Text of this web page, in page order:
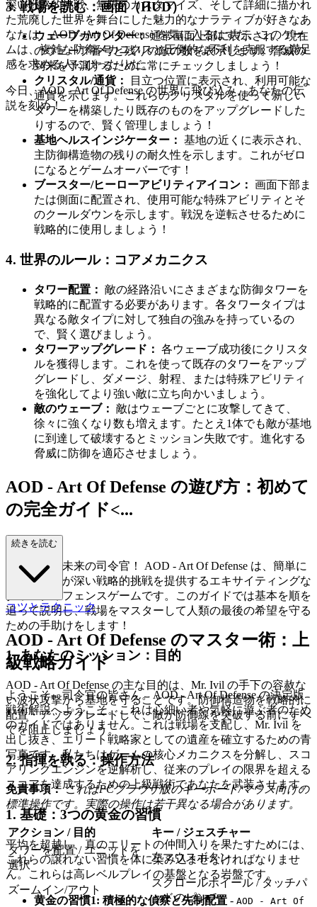
深い戦略的挑戦、無限のカスタマイズ、そして詳細に描かれ
た荒廃した世界を舞台にした魅力的なナラティブが好きなあ
なたは、AOD - Art Of Defense を気に入るはずだ。このゲー
ムは、複雑な防衛メカニクスと圧倒的な不利を克服する満足
感を求める人にぴったりだ。
今日、AOD - Art Of Defense の世界に飛び込み、あなたの伝
説を刻め！
3. 戦場を読む：画面（HUD）
ウェーブカウンター：通常画面上部に表示され、現在
のウェーブ番号と残りの敵の数を表示します。脅威の
到来を予測するために常にチェックしましょう！
クリスタル/通貨：
目立つ位置に表示され、利用可能な
通貨を示します。これらのクリスタルを使って新しい
タワーを構築したり既存のものをアップグレードした
りするので、賢く管理しましょう！
基地ヘルスインジケーター： 基地の近くに表示され、
主防御構造物の残りの耐久性を示します。これがゼロ
になるとゲームオーバーです！
ブースター/ヒーローアビリティアイコン： 画面下部ま
たは側面に配置され、使用可能な特殊アビリティとそ
のクールダウンを示します。戦況を逆転させるために
戦略的に使用しましょう！
4. 世界のルール：コアメカニクス
タワー配置： 敵の経路沿いにさまざまな防御タワーを
戦略的に配置する必要があります。各タワータイプは
異なる敵タイプに対して独自の強みを持っているの
で、賢く選びましょう。
タワーアップグレード： 各ウェーブ成功後にクリスタ
ルを獲得します。これを使って既存のタワーをアップ
グレードし、ダメージ、射程、または特殊アビリティ
を強化してより強い敵に立ち向かいましょう。
敵のウェーブ： 敵はウェーブごとに攻撃してきて、
徐々に強くなり数も増えます。たとえ1体でも敵が基地
に到達して破壊するとミッション失敗です。進化する
脅威に防御を適応させましょう。
AOD - Art Of Defense の遊び方：初めて
の完全ガイド<...
/h2>
ようこそ、未来の司令官！ AOD - Art Of Defense は、簡単に
始められるが深い戦略的挑戦を提供するエキサイティングな
タワーディフェンスゲームです。このガイドでは基本を順を
追って説明し、戦場をマスターして人類の最後の希望を守る
ための手助けをします！
1. あなたのミッション：目的
AOD - Art Of Defense の主な目的は、Mr. Ivil の手下の容赦な
い波状攻撃から基地を守ることです。防御構造物を戦略的に
配置・アップグレードして、敵が防御線を突破する前にすべ
てを阻止しましょう。
2. 指揮を執る：操作方法
免責事項： これはPCブラウザ版のキーボード/マウス向けの
標準操作です。実際の操作は若干異なる場合があります。
アクション / 目的
キー / ジェスチャー
タワーを配置 / ユニットを
選択
左マウスボタン
ズームイン/アウト
スクロールホイール / タッチパ
ッドのピンチ
続きを読む
コツとテクニック
AOD - Art Of Defense のマスター術：上
級戦略ガイド
ようこそ、司令官の皆さん。AOD - Art Of Defense の決定版
戦術解説へようこそ。これは心細い者や気軽に遊ぶ者のため
のガイドではありません。これは戦場を支配し、Mr. Ivil を
出し抜き、エリート戦略家としての遺産を確立するための青
写真です。私たちはゲームの核心メカニクスを分解し、スコ
アリングエンジンを逆解析し、従来のプレイの限界を超える
スコアを達成するための上級戦術であなたを武装させます。
1. 基礎：3つの黄金の習慣
平均を超越し、真のエリートの仲間入りを果たすためには、
これらの譲れない習慣を体に染み込ませなければなりませ
ん。これらは高レベルプレイの基盤となる岩盤です。
黄金の習慣1: 積極的な偵察と先制配置 - AOD - Art Of